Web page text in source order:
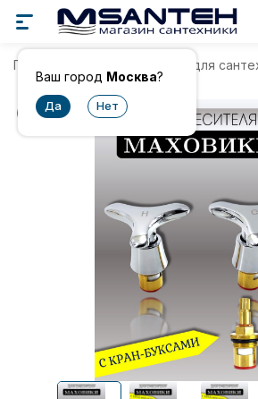
Ваш город Москва?
Главная Комплектующие для
хит